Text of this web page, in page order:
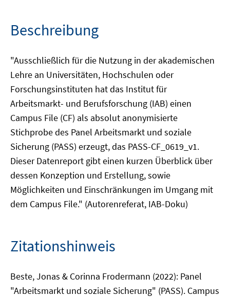
Beschreibung
"Ausschließlich für die Nutzung in der akademischen
Lehre an Universitäten, Hochschulen oder
Forschungsinstituten hat das Institut für
Arbeitsmarkt- und Berufsforschung (IAB) einen
Campus File (CF) als absolut anonymisierte
Stichprobe des Panel Arbeitsmarkt und soziale
Sicherung (PASS) erzeugt, das PASS-CF_0619_v1.
Dieser Datenreport gibt einen kurzen Überblick über
dessen Konzeption und Erstellung, sowie
Möglichkeiten und Einschränkungen im Umgang mit
dem Campus File." (Autorenreferat, IAB-Doku)
Zitationshinweis
Beste, Jonas & Corinna Frodermann (2022): Panel
"Arbeitsmarkt und soziale Sicherung" (PASS). Campus